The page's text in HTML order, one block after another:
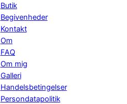
Butik
Begivenheder
Kontakt
Om
FAQ
Om mig
Galleri
Handelsbetingelser
Persondatapolitik